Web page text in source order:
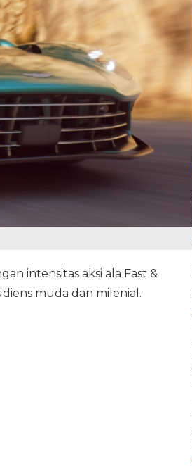
intensitas aksi ala Fast &
muda dan milenial.